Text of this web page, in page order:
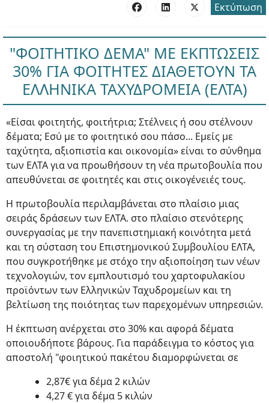
Εκτύπωση
"ΦΟΙΤΗΤΙΚΟ ΔΕΜΑ" ΜΕ ΕΚΠΤΩΣΕΙΣ
30% ΓΙΑ ΦΟΙΤΗΤΕΣ ΔΙΑΘΕΤΟΥΝ ΤΑ
ΕΛΛΗΝΙΚΑ ΤΑΧΥΔΡΟΜΕΙΑ (ΕΛΤΑ)
«Είσαι φοιτητής, φοιτήτρια; Στέλνεις ή σου στέλνουν
δέματα; Εσύ με το φοιτητικό σου πάσο... Εμείς με
ταχύτητα, αξιοπιστία και οικονομία» είναι το σύνθημα
των ΕΛΤΑ για να προωθήσουν τη νέα πρωτοβουλία που
απευθύνεται σε φοιτητές και στις οικογένειές τους.
Η πρωτοβουλία περιλαμβάνεται στο πλαίσιο μιας
σειράς δράσεων των ΕΛΤΑ. στο πλαίσιο στενότερης
συνεργασίας με την πανεπιστημιακή κοινότητα μετά
και τη σύσταση του Επιστημονικού Συμβουλίου ΕΛΤΑ,
που συγκροτήθηκε με στόχο την αξιοποίηση των νέων
τεχνολογιών, τον εμπλουτισμό του χαρτοφυλακίου
προϊόντων των Ελληνικών Ταχυδρομείων και τη
βελτίωση της ποιότητας των παρεχομένων υπηρεσιών.
Η έκπτωση ανέρχεται στο 30% και αφορά δέματα
οποιουδήποτε βάρους. Για παράδειγμα το κόστος για
αποστολή "φοιητικού πακέτου διαμορφώνεται σε
2,87€ για δέμα 2 κιλών
4,27 € για δέμα 5 κιλών